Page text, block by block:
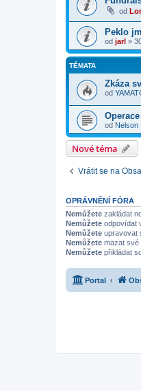
od
Peklo
od jarl »
TÉMATA
Zkáza
od
od Nelson
Nové téma
Vrátit se na
OPRÁVNĚNÍ FÓRA
Nemůžete zakládat
Nemůžete odpovídat
Nemůžete upravovat
Nemůžete mazat své
Nemůžete přikládat
Portal